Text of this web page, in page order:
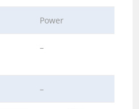
Power
–
–